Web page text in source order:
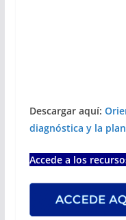
Descargar aquí:
diagnóstica y la
Accede a los